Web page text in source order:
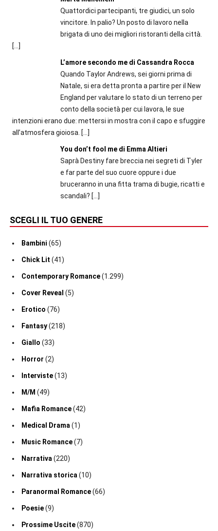
Quattordici partecipanti, tre giudici, un solo
vincitore. In palio? Un posto di lavoro nella
brigata di uno dei migliori ristoranti della città.
[…]
L’amore secondo me di Cassandra Rocca
Quando Taylor Andrews, sei giorni prima di
Natale, si era detta pronta a partire per il New
England per valutare lo stato di un terreno per
conto della società per cui lavora, le sue
intenzioni erano due: mettersi in mostra con il capo e sfuggire
all’atmosfera gioiosa. […]
You don’t fool me di Emma Altieri
Saprà Destiny fare breccia nei segreti di Tyler
e far parte del suo cuore oppure i due
bruceranno in una fitta trama di bugie, ricatti e
scandali? […]
SCEGLI IL TUO GENERE
Bambini (65)
Chick Lit (41)
Contemporary Romance(1.299)
Cover Reveal (5)
Erotico (76)
Fantasy(218)
Giallo (33)
Horror (2)
Interviste(13)
M/M (49)
Mafia Romance(42)
Medical Drama(1)
Music Romance(7)
Narrativa(220)
Narrativa storica(10)
Paranormal Romance(66)
Poesie(9)
Prossime Uscite(870)